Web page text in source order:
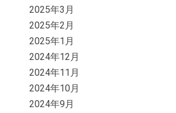
2025年3月
2025年2月
2025年1月
2024年12月
2024年11月
2024年10月
2024年9月